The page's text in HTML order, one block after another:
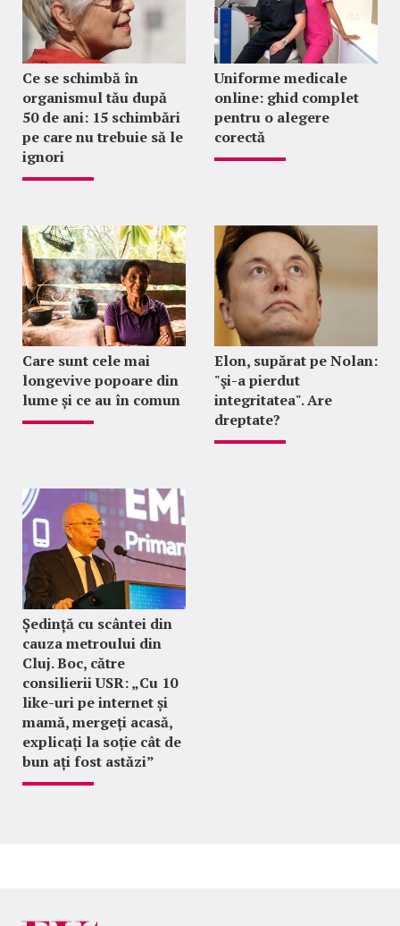
Ce se schimbă în
organismul tău după
50 de ani: 15 schimbări
pe care nu trebuie să le
ignori
Uniforme medicale
online: ghid complet
pentru o alegere
corectă
Care sunt cele mai
longevive popoare din
lume și ce au în comun
Elon, supărat pe Nolan:
"şi-a pierdut
integritatea". Are
dreptate?
Ședință cu scântei din
cauza metroului din
Cluj. Boc, către
consilierii USR: „Cu 10
like-uri pe internet și
mamă, mergeți acasă,
explicați la soție cât de
bun ați fost astăzi”